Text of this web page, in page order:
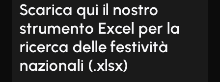
Scarica qui il nostro
strumento Excel per la
ricerca delle festività
nazionali (.xlsx)